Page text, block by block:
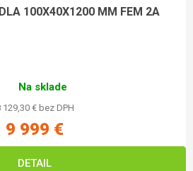
100X40X1200 MM FEM 2A
Na sklade
129,30 € bez DPH
9 999 €
DETAIL